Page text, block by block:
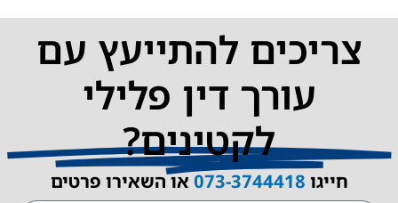
להתייעץ עם
עורך דין פלילי
לקטינים?
073-3744418או השאירו פרטים